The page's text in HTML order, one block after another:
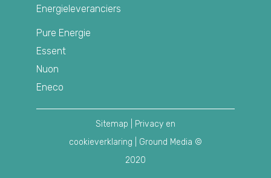
Energieleveranciers
Pure Energie
Essent
Nuon
Eneco
Sitemap
Privacy en
cookieverklaring | Ground Media ©
2020